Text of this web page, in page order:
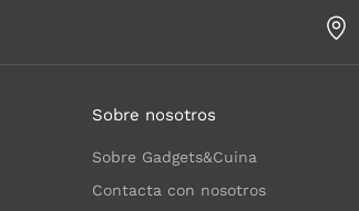
Sobre nosotros
Sobre Gadgets&Cuina
Contacta con nosotros